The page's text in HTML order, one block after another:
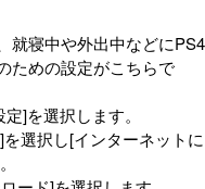
就寝中や外出中などにPS4
ための設定がこちらで
]を選択します。
選択し[インターネットに